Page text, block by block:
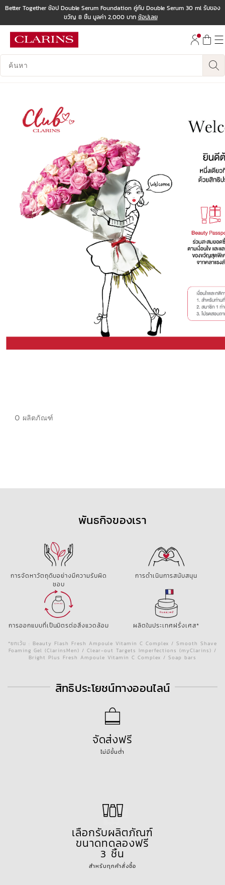
ไปที่ส่วนท้าย
Better Together ช้อป Double Serum Foundation คู่กับ Double Serum 30 ml รับของ
ขวัญ 8 ชิ้น มูลค่า 2,000 บาท ช้อปเลย
บันทึกข้อมูลค้นหา
0 ผลิตภัณฑ์
พันธกิจของเรา
การจัดหาวัตถุดิบอย่างมีความรับผิด
ชอบ
การดำเนินการสนับสนุน
การออกแบบที่เป็นมิตรต่อสิ่งแวดล้อม ผลิตในประเทศฝรั่งเศส*
*ยกเว้น : Beauty Flash Fresh Ampoule Vitamin C Complex / Smooth Shave
Foaming Gel (ClarinsMen) / Clear-out Targets Imperfections (myClarins) /
Bright Plus Fresh Ampoule Vitamin C Complex / Soap bars
สิทธิประโยชน์ทางออนไลน์
จัดส่งฟรี
ไม่มีขั้นต่ำ
เลือกรับผลิตภัณฑ์
ขนาดทดลองฟรี
3 ชิ้น
สำหรับทุกคำสั่งซื้อ